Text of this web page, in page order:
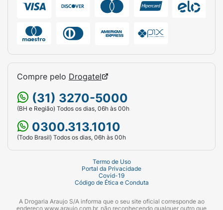
Compre pelo Drogatel
(31) 3270-5000
(BH e Região) Todos os dias, 06h às 00h
0300.313.1010
(Todo Brasil) Todos os dias, 06h às 00h
Termo de Uso
Portal da Privacidade
Covid-19
Código de Ética e Conduta
A Drogaria Araujo S/A informa que o seu site oficial corresponde ao
endereço www.araujo.com.br, não reconhecendo qualquer outro que